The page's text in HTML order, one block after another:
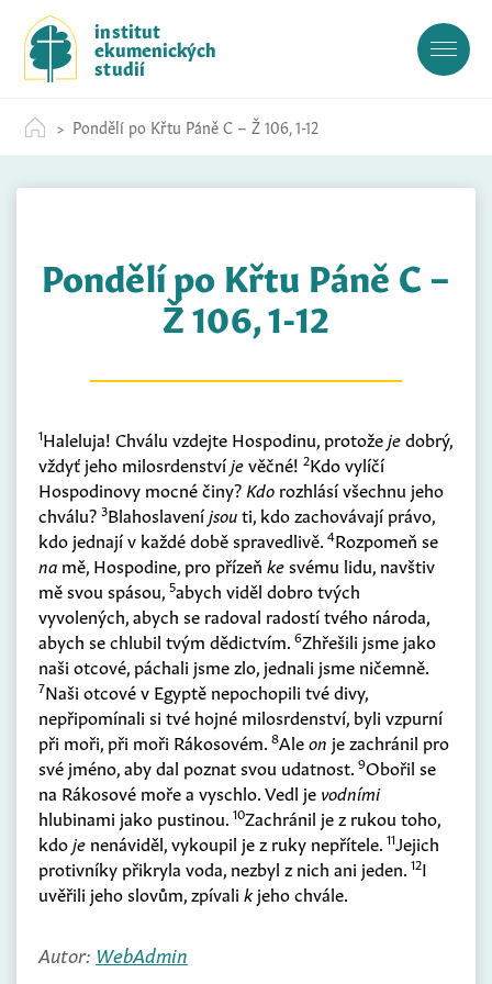
c
institut
ekumenických
studií
Pondělí po Křtu Páně C – Ž 106, 1-12
Pondělí po Křtu Páně C –
Ž 106, 1-12
1Haleluja! Chválu vzdejte Hospodinu, protožejedobrý,
vždyť jeho milosrdenstvíjevěčné! 2Kdo vylíčí
Hospodinovy mocné činy? Kdo rozhlásí všechnu jeho
chválu? 3Blahoslaveníjsouti, kdo zachovávají právo,
kdo jednají v každé době spravedlivě. 4Rozpomeň se
na mě, Hospodine, pro přízeň kesvému lidu, navštiv
mě svou spásou, 5abych viděl dobro tvých
vyvolených, abych se radoval radostí tvého národa,
abych se chlubil tvým dědictvím. 6Zhřešili jsme jako
naši otcové, páchali jsme zlo, jednali jsme ničemně.
7Naši otcové v Egyptě nepochopili tvé divy,
nepřipomínali si tvé hojné milosrdenství, byli vzpurní
při moři, při moři Rákosovém. 8Aleon je zachránil pro
své jméno, aby dal poznat svou udatnost. 9Obořil se
na Rákosové moře a vyschlo. Vedl je vodními
hlubinami jako pustinou. 10Zachránil je z rukou toho,
kdoje nenáviděl, vykoupil je z ruky nepřítele. 11Jejich
protivníky přikryla voda, nezbyl z nich ani jeden. 12I
uvěřili jeho slovům, zpívali kjeho chvále.
Autor: WebAdmin